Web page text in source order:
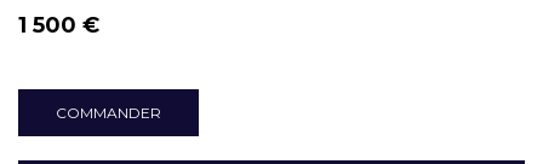
1 500 €
COMMANDER